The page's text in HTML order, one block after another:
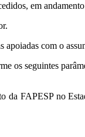
em
apoiadas com o
os seguintes
FAPESP no